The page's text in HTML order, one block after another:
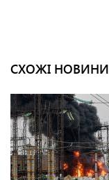
СХОЖІ НОВИНИ